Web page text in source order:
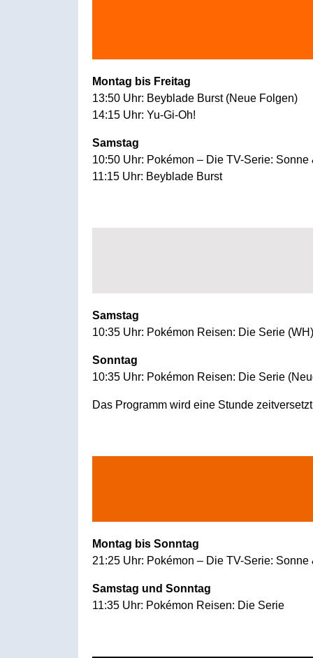
Montag bis Freitag
13:50 Uhr: Beyblade Burst (Neue Folgen)
14:15 Uhr: Yu-Gi-Oh!
Samstag
10:50 Uhr: Pokémon – Die TV-Serie:
11:15 Uhr: Beyblade Burst
Samstag
10:35 Uhr: Pokémon Reisen: Die Serie (WH)
Sonntag
10:35 Uhr: Pokémon Reisen: Die Serie
Das Programm wird eine Stunde
Montag bis Sonntag
21:25 Uhr: Pokémon – Die TV-Serie:
Samstag und Sonntag
11:35 Uhr: Pokémon Reisen: Die Serie